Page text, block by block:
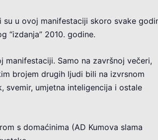
u ovoj manifestaciji skoro svake
“izdanja” 2010. godine.
Samo na završnoj večeri,
brojem drugih ljudi bili na izvrsnom
svemir, umjetna inteligencija i ostale
s domaćinima (AD Kumova slama